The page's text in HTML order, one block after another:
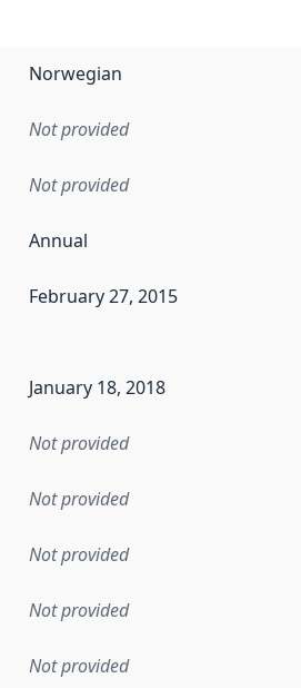
Norwegian
Not provided
Not provided
Annual
the data in this dataset was
February 27, 2015
January 18, 2018
Not provided
Not provided
Not provided
Not provided
Not provided